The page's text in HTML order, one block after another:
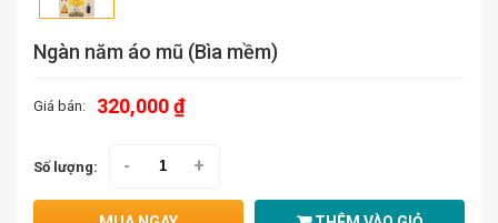
Ngàn năm áo mũ (Bìa mềm)
Giá bán: 320,000 ₫
Số lượng: - +